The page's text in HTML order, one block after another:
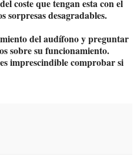
coste que tengan esta con el
sorpresas desagradables.
del audífono y preguntar
sobre su funcionamiento.
imprescindible comprobar si